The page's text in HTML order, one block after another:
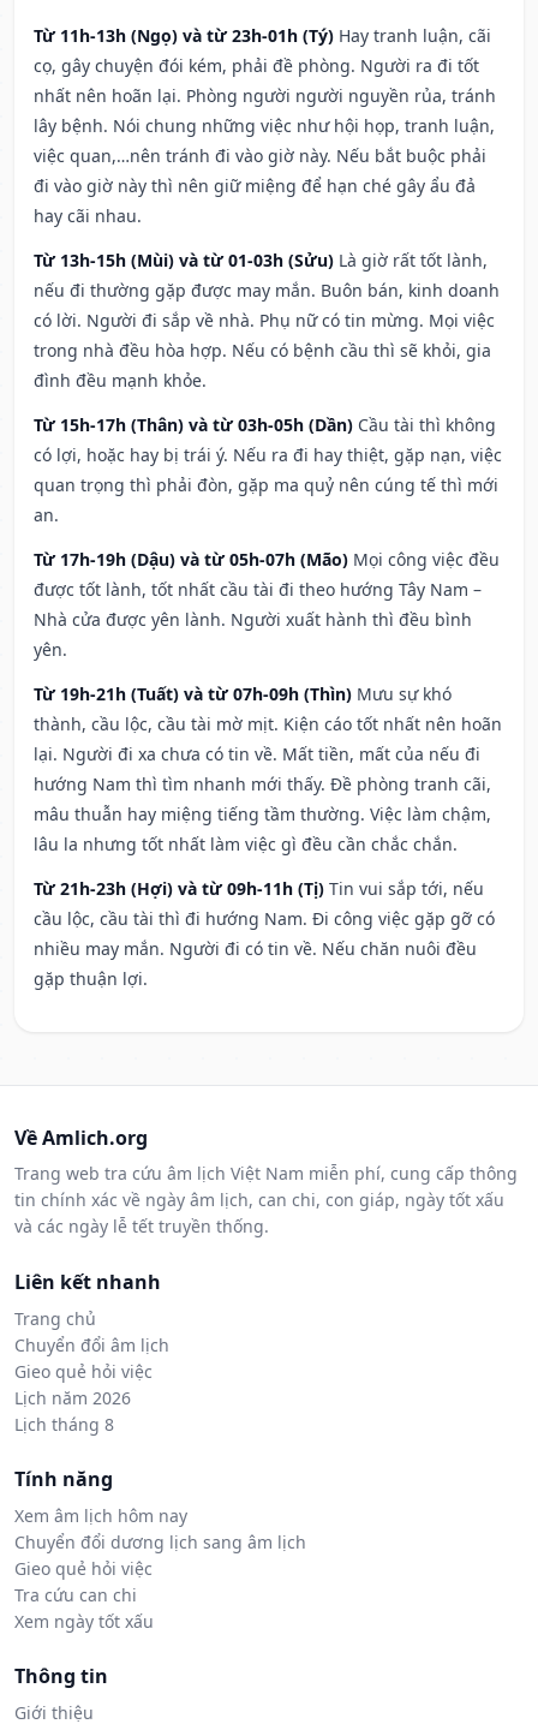
Từ 11h-13h (Ngọ) và từ 23h-01h (Tý) Hay tranh luận, cãi
cọ, gây chuyện đói kém, phải đề phòng. Người ra đi tốt
nhất nên hoãn lại. Phòng người người nguyền rủa, tránh
lây bệnh. Nói chung những việc như hội họp, tranh luận,
việc quan,…nên tránh đi vào giờ này. Nếu bắt buộc phải
đi vào giờ này thì nên giữ miệng để hạn ché gây ẩu đả
hay cãi nhau.
Từ 13h-15h (Mùi) và từ 01-03h (Sửu) Là giờ rất tốt lành,
nếu đi thường gặp được may mắn. Buôn bán, kinh doanh
có lời. Người đi sắp về nhà. Phụ nữ có tin mừng. Mọi việc
trong nhà đều hòa hợp. Nếu có bệnh cầu thì sẽ khỏi, gia
đình đều mạnh khỏe.
Từ 15h-17h (Thân) và từ 03h-05h (Dần) Cầu tài thì không
có lợi, hoặc hay bị trái ý. Nếu ra đi hay thiệt, gặp nạn, việc
quan trọng thì phải đòn, gặp ma quỷ nên cúng tế thì mới
an.
Từ 17h-19h (Dậu) và từ 05h-07h (Mão) Mọi công việc đều
được tốt lành, tốt nhất cầu tài đi theo hướng Tây Nam –
Nhà cửa được yên lành. Người xuất hành thì đều bình
yên.
Từ 19h-21h (Tuất) và từ 07h-09h (Thìn) Mưu sự khó
thành, cầu lộc, cầu tài mờ mịt. Kiện cáo tốt nhất nên hoãn
lại. Người đi xa chưa có tin về. Mất tiền, mất của nếu đi
hướng Nam thì tìm nhanh mới thấy. Đề phòng tranh cãi,
mâu thuẫn hay miệng tiếng tầm thường. Việc làm chậm,
lâu la nhưng tốt nhất làm việc gì đều cần chắc chắn.
Từ 21h-23h (Hợi) và từ 09h-11h (Tị) Tin vui sắp tới, nếu
cầu lộc, cầu tài thì đi hướng Nam. Đi công việc gặp gỡ có
nhiều may mắn. Người đi có tin về. Nếu chăn nuôi đều
gặp thuận lợi.
Về Amlich.org
Trang web tra cứu âm lịch Việt Nam miễn phí, cung cấp thông
tin chính xác về ngày âm lịch, can chi, con giáp, ngày tốt xấu
và các ngày lễ tết truyền thống.
Liên kết nhanh
Trang chủ
Chuyển đổi âm lịch
Gieo quẻ hỏi việc
Lịch năm 2026
Lịch tháng 8
Tính năng
Xem âm lịch hôm nay
Chuyển đổi dương lịch sang âm lịch
Gieo quẻ hỏi việc
Tra cứu can chi
Xem ngày tốt xấu
Thông tin
Giới thiệu